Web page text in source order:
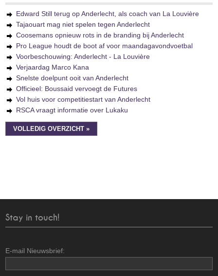
Edward Still terug op Anderlecht, als coach van La Louvière
Tajaouart mag niet spelen tegen Anderlecht
Coosemans opnieuw rots in de branding bij Anderlecht
Pro League houdt de boot af voor maandagavondvoetbal
Voorbeschouwing: Anderlecht - La Louvière
Verjaardag Marco Kana
Snelste doelpunt ooit van Anderlecht
Officieel: Boussaid vervoegt de Futures
Vol huis voor competitiestart van Anderlecht
RSCA vraagt informatie over Lukaku
VOLLEDIG OVERZICHT »
Stay in touch!
E-mail Nieuwsbrief: